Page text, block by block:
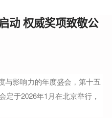
动 权威奖项致敬公
与影响力的年度盛会，第十五
定于2026年1月在北京举行，